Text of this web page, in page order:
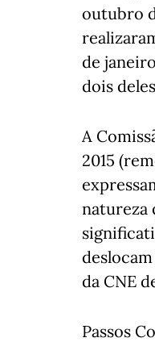
outubro
de
dois
A
2015
natureza
da CNE
Passos